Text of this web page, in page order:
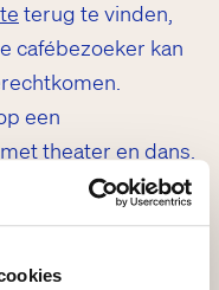
terug te vinden,
cafébezoeker kan
een
theater en dans.
open callen een
breedheid van het